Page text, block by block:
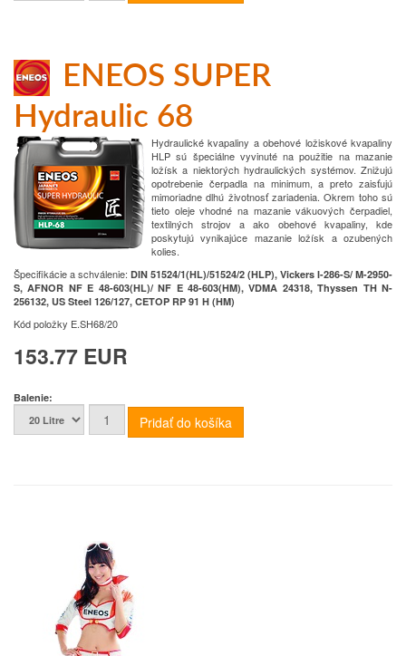
ENEOS SUPER
Hydraulic 68
Hydraulické kvapaliny a obehové ložiskové kvapaliny
HLP sú špeciálne vyvinuté na použitie na mazanie
ložísk a niektorých hydraulických systémov. Znižujú
opotrebenie čerpadla na minimum, a preto zaisťujú
mimoriadne dlhú životnosť zariadenia. Okrem toho sú
tieto oleje vhodné na mazanie vákuových čerpadiel,
textilných strojov a ako obehové kvapaliny, kde
poskytujú vynikajúce mazanie ložísk a ozubených
kolies.
Špecifikácie a schválenie: DIN 51524/1(HL)/51524/2 (HLP), Vickers I-286-S/ M-2950-
S, AFNOR NF E 48-603(HL)/ NF E 48-603(HM), VDMA 24318, Thyssen TH N-
256132, US Steel 126/127, CETOP RP 91 H (HM)
Kód položky E.SH68/20
153.77 EUR
Balenie: